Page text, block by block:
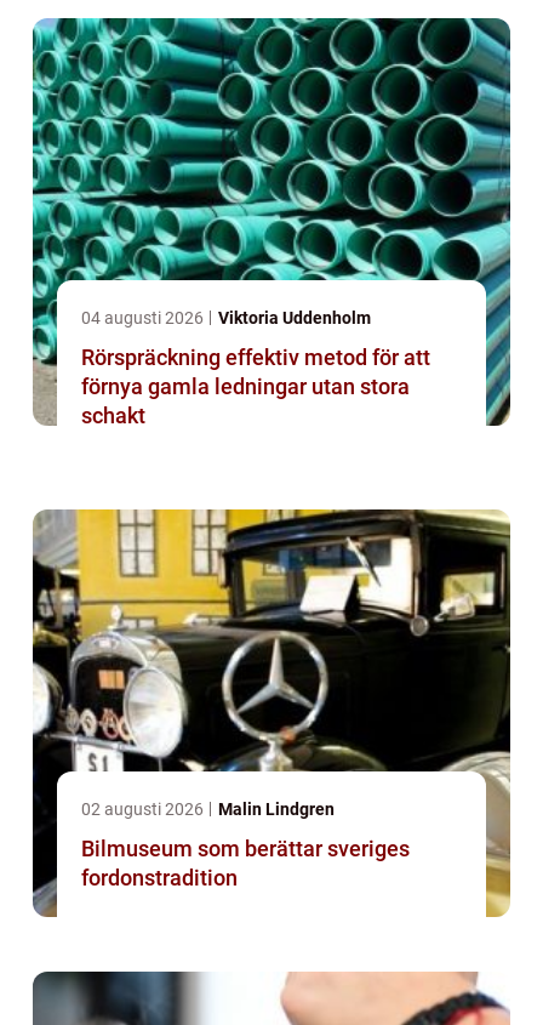
04 augusti 2026 Viktoria Uddenholm
Rörspräckning effektiv metod för att
förnya gamla ledningar utan stora
schakt
02 augusti 2026 Malin Lindgren
Bilmuseum som berättar sveriges
fordonstradition